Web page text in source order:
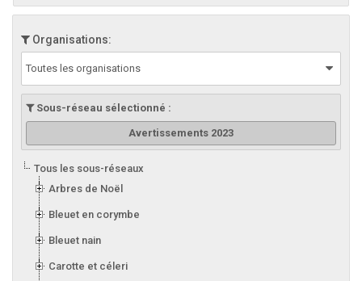
Organisations:
Toutes les organisations
Sous-réseau sélectionné :
Avertissements 2023
Tous les sous-réseaux
Arbres de Noël
Bleuet en corymbe
Bleuet nain
Carotte et céleri